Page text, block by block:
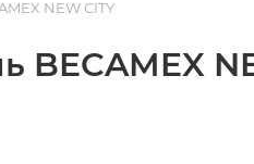
NEW CITY
BECAMEX